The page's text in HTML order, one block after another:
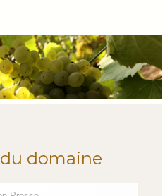
domaine